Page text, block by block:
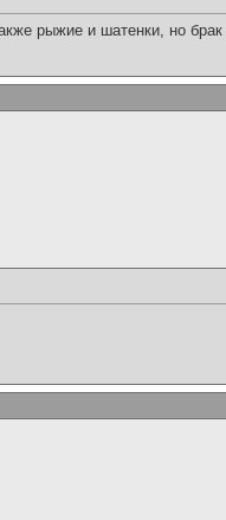
рыжие и шатенки, но